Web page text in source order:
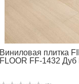
Виниловая плитка
FLOOR FF-1432 Дуб